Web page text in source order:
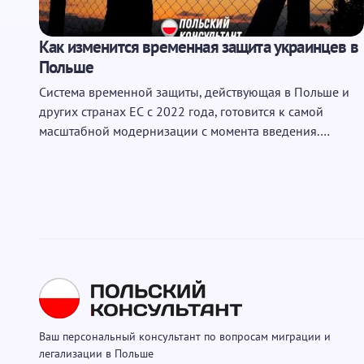
Отправить
Как изменится временная защита украинцев в
Польше
Система временной защиты, действующая в Польше и
других странах ЕС с 2022 года, готовится к самой
масштабной модернизации с момента введения.…
Ваш персональный консультант по вопросам миграции и
легализации в Польше